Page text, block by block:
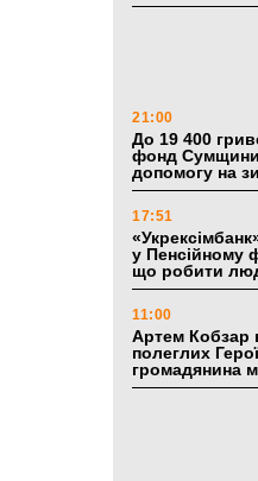
21:00
До 19 400
фонд Сумщини
допомогу на
17:51
у Пенсійному
що робити
11:00
Артем Кобзар
полеглих
громадянина